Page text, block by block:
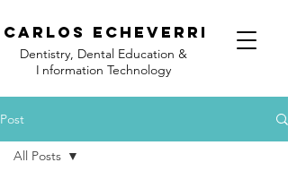
Carlos Echeverri
Dentistry, Dental Education &
I nformation Technology
Post
All Posts